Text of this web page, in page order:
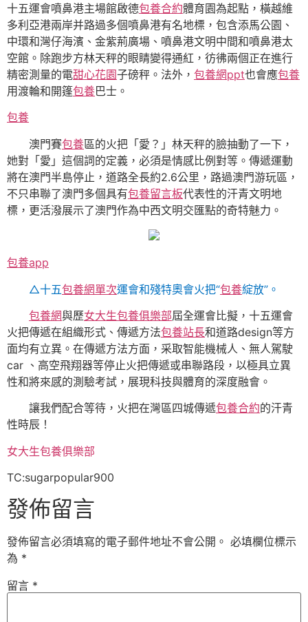
十五運會噴鼻港主場館啟德包養合約體育園為起點，橫越維
多利亞港兩岸并路過多個噴鼻港有名地標，包含添馬公園、
中環和灣仔海濱、金紫荊廣場、噴鼻港文明中間和噴鼻港太
空館。除跑步方林天秤的眼睛變得通紅，彷彿兩個正在進行
精密測量的電甜心花園子磅秤。法外， 包養網ppt也會應包養
用渡輪和開篷包養巴士。
包養
澳門賽包養區的火把「愛？」林天秤的臉抽動了一下，
她對「愛」這個詞的定義，必須是情感比例對等。傳遞運動
將在澳門半島停止，道路全長約2.6公里，路過澳門游玩區，
不只串聯了澳門多個具有包養留言板代表性的汗青文明地
標，更活潑展示了澳門作為中西文明交匯點的奇特魅力。
包養app
△十五包養網單次運會和殘特奧會火把“包養綻放”。
包養網與歷女大生包養俱樂部屆全運會比擬，十五運會
火把傳遞在組織形式、傳遞方法包養站長和道路design等方
面均有立異。在傳遞方法方面，采取智能機械人、無人駕駛
car 、高空飛翔器等停止火把傳遞或串聯路段，以極具立異
性和將來感的測驗考試，展現科技與體育的深度融會。
讓我們配合等待，火把在灣區四城傳遞包養合約的汗青
性時辰！
女大生包養俱樂部
TC:sugarpopular900
發佈留言
發佈留言必須填寫的電子郵件地址不會公開。 必填欄位標示
為 *
留言 *